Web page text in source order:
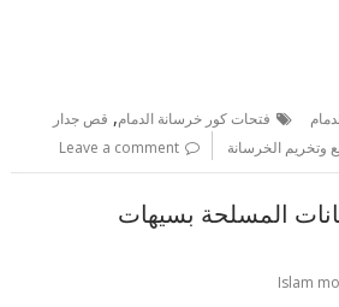
فتحات كور خرسانة الدمام, قص جدار
الخرسانة Leave a comment
المسلحة بسيهات
Islam